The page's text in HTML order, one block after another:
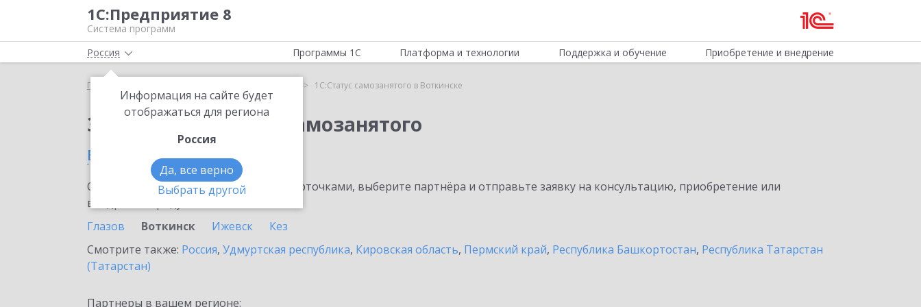
1С:Предприятие 8
Система программ
Россия
Информация на сайте будет
отображаться для региона
Россия
Да, все верно
Выбрать другой
Программы 1С Платформа и технологии Поддержка и обучение Приобретение и внедрение
Главная 1С:Статус самозанятого в Воткинске
Заказать 1С:Статус самозанятого
в Воткинске
Ознакомьтесь с информационными карточками, выберите партнёра и отправьте заявку на консультацию, приобретение или
внедрение продукта.
Глазов
Воткинск Ижевск
Кез
Смотрите также: Россия, Удмуртская республика, Кировская область, Пермский край, Республика Башкортостан, Республика Татарстан
(Татарстан)
Партнеры в вашем регионе: